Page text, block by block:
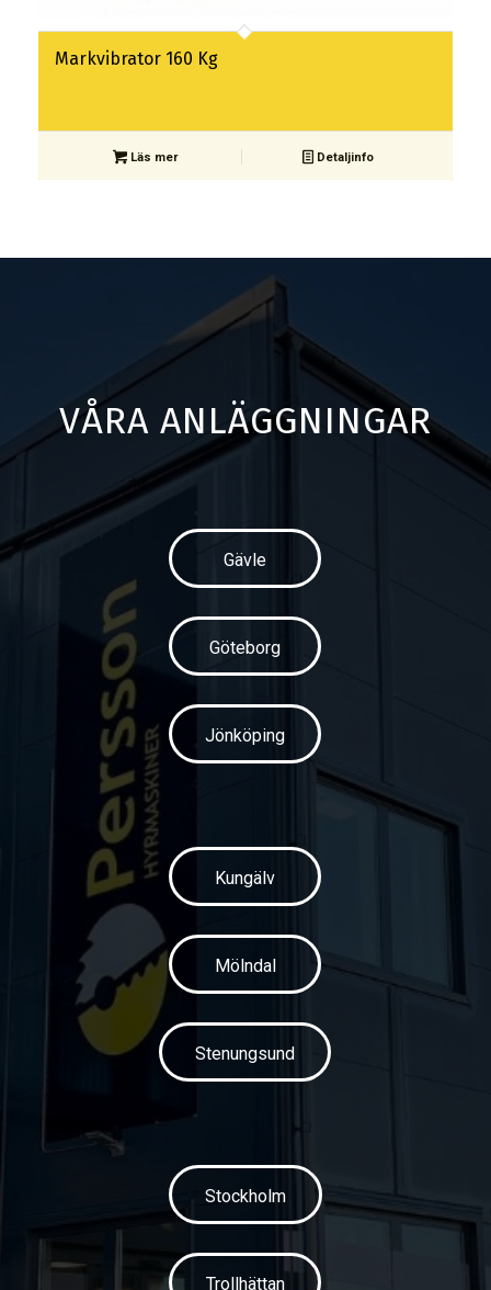
Markvibrator 160 Kg
Läs mer Detaljinfo
VÅRA ANLÄGGNINGAR
Gävle
Göteborg
Jönköping
Kungälv
Mölndal
Stenungsund
Stockholm
Trollhättan